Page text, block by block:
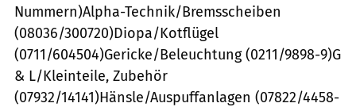
Nummern)Alpha-Technik/Bremsscheiben
(08036/300720)Diopa/Kotflügel
(0711/604504)Gericke/Beleuchtung (0211/9898-9)G
& L/Kleinteile, Zubehör
(07932/14141)Hänsle/Auspuffanlagen (07822/4458-